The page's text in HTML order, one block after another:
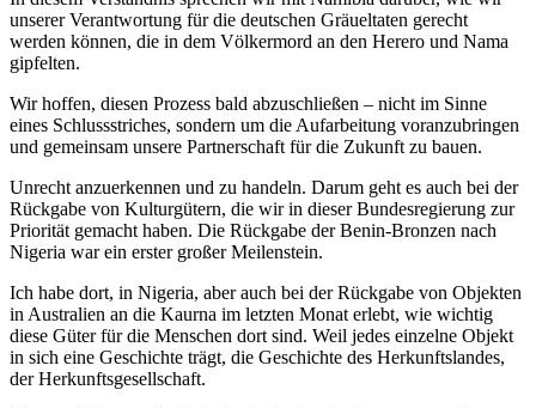
unserer Verantwortung für die deutschen Gräueltaten gerecht
werden können, die in dem Völkermord an den Herero und Nama
gipfelten.
Wir hoffen, diesen Prozess bald abzuschließen – nicht im Sinne
eines Schlussstriches, sondern um die Aufarbeitung voranzubringen
und gemeinsam unsere Partnerschaft für die Zukunft zu bauen.
Unrecht anzuerkennen und zu handeln. Darum geht es auch bei der
Rückgabe von Kulturgütern, die wir in dieser Bundesregierung zur
Priorität gemacht haben. Die Rückgabe der Benin-Bronzen nach
Nigeria war ein erster großer Meilenstein.
Ich habe dort, in Nigeria, aber auch bei der Rückgabe von Objekten
in Australien an die Kaurna im letzten Monat erlebt, wie wichtig
diese Güter für die Menschen dort sind. Weil jedes einzelne Objekt
in sich eine Geschichte trägt, die Geschichte des Herkunftslandes,
der Herkunftsgesellschaft.